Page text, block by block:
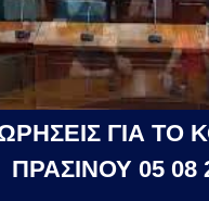
ΓΙΑ ΤΟ
ΠΡΑΣΙΝΟΥ 05 08